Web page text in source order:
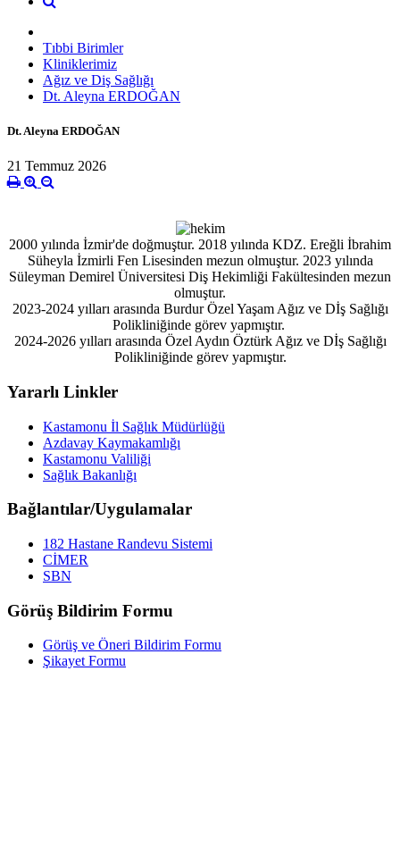
Tıbbi Birimler
Kliniklerimiz
Ağız ve Diş Sağlığı
Dt. Aleyna ERDOĞAN
Dt. Aleyna ERDOĞAN
21 Temmuz 2026
2000 yılında İzmir'de doğmuştur. 2018 yılında KDZ. Ereğli İbrahim
Süheyla İzmirli Fen Lisesinden mezun olmuştur. 2023 yılında
Süleyman Demirel Üniversitesi Diş Hekimliği Fakültesinden mezun
olmuştur.
2023-2024 yılları arasında Burdur Özel Yaşam Ağız ve Dİş Sağlığı
Polikliniğinde görev yapmıştır.
2024-2026 yılları arasında Özel Aydın Öztürk Ağız ve Dİş Sağlığı
Polikliniğinde görev yapmıştır.
Yararlı Linkler
Kastamonu İl Sağlık Müdürlüğü
Azdavay Kaymakamlığı
Kastamonu Valiliği
Sağlık Bakanlığı
Bağlantılar/Uygulamalar
182 Hastane Randevu Sistemi
CİMER
SBN
Görüş Bildirim Formu
Görüş ve Öneri Bildirim Formu
Şikayet Formu